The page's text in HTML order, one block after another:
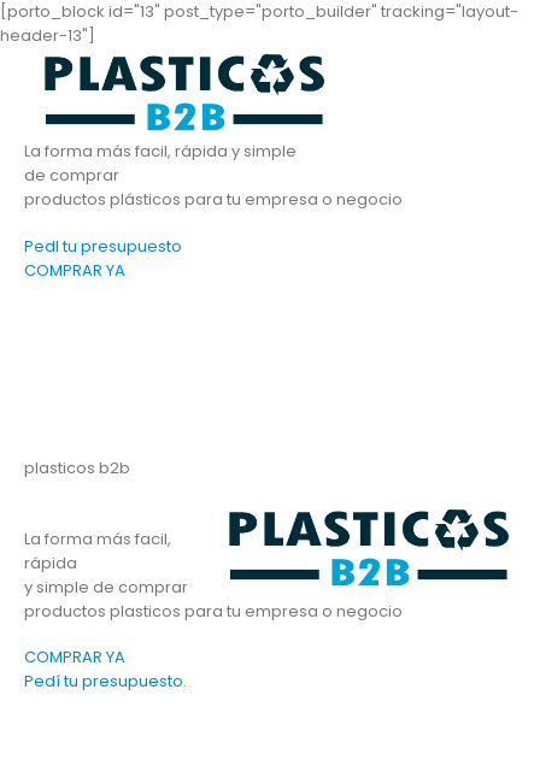
[porto_block id="13" post_type="porto_builder" tracking="layout-
header-13"]
La forma más facil, rápida y simple
de comprar
productos plásticos para tu empresa o negocio
PedI tu presupuesto
COMPRAR YA
plasticos b2b
La forma más facil,
rápida
y simple de comprar
productos plasticos para tu empresa o negocio
COMPRAR YA
Pedí tu presupuesto.